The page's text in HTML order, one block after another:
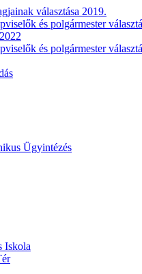
választása 2019.
és polgármester
és polgármester
Ügyintézés
Iskola